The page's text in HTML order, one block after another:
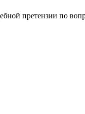
претензии по